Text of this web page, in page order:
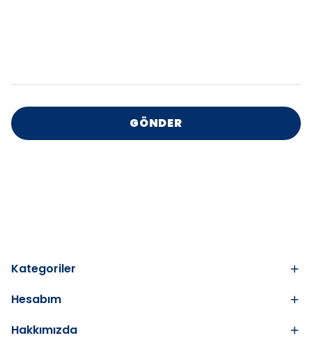
GÖNDER
Kategoriler
Hesabım
Hakkımızda